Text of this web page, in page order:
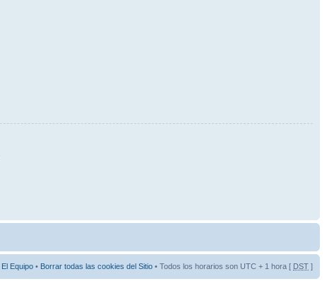
El Equipo • Borrar todas las cookies del Sitio • Todos los horarios son UTC + 1 hora [ DST ]